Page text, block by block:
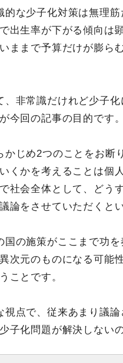
的な少子化対策は無理
出生率が下がる傾向は
ままで予算だけが膨ら
、非常識だけれど少子
今回の記事の目的です。
じめ2つのことをお断
くかを考えることは個
社会全体として、どう
論をさせていただくと
国の施策がここまで功
次元のものになる可能
ことです。
視点で、従来あまり議
子化問題が解決しない